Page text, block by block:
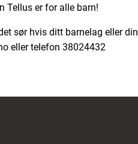
Tellus er for alle barn!
sør hvis ditt barnelag eller din
eller telefon 38024432